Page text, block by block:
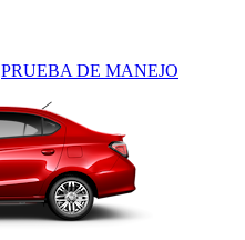
PRUEBA DE MANEJO